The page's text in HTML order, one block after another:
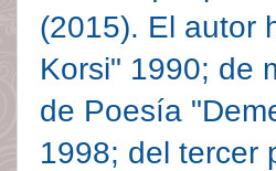
(2015). El autor
Korsi" 1990; de
de Poesía
1998; del tercer